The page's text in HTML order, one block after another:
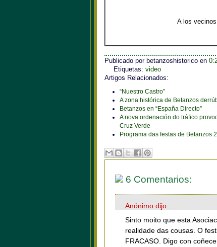
A los
Publicado por betanzoshistorico en
Etiquetas: video
Artigos Relacionados:
“Nuestro Castro”
A zona histórica de Betanzos
Betanzos en “España Directo”
A nova ordenación do tráfico
Cruz Verde
Programa das festas de Betanzos
6 Comentarios:
Anónimo dijo...
Sinto moito que esta
realidade das cousas. O
FRACASO. Digo con